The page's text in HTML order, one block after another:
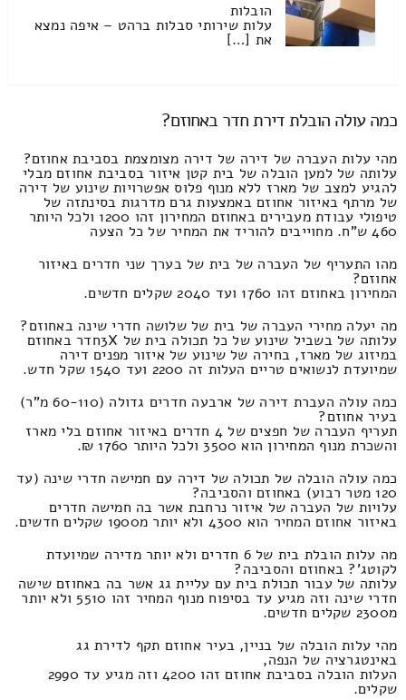
הובלות
עלות שירותי סבלות ברהט – איפה נמצא
את […]
כמה עולה הובלת דירת חדר באחוזם?
מהי עלות העברה של דירה של דירה מצומצמת בסביבת אחוזם?
עלותה של למען הובלה של בית קטן איזור בסביבת אחוזם מבלי
להגיע למצב של מארז ללא מנוף פלוס אפשרויות שינוע של דירה
של מרתף באיזור אחוזם באמצעות גרם מדרגות בסינתזה של
טיפולי עבודת מעבירים באחוזם המחירון זהו 1200 ולכל היותר
460 ש"ח. מחוייבים להוריד את המחיר של כל הצעה
מהו התעריף של העברה של בית של בערך שני חדרים באיזור
אחוזם?
המחירון באחוזם זהו 1760 ועד 2040 שקלים חדשים.
מה יעלה מחירי העברה של בית של שלושה חדרי שינה באחוזם?
עלותה של בשביל שינוע של כל תכולה בית של 3Xחדר באחוזם
במיזוג של מארז, בחירה של שינוע של איזור מפנים דירה
שמיועדת לנשואים טריים העלות זה 2200 ועד 1540 שקל חדש.
כמה עולה העברת דירה של ארבעה חדרים גדולה (60-110 מ"ר)
בעיר אחוזם?
תעריף העברה של חפצים של 4 חדרים באיזור אחוזם בלי מארז
והשכרת מנוף המחירון הוא 3500 ולכל היותר 1760 ₪.
כמה עולה הובלה של תכולה של דירה עם חמישה חדרי שינה (עד
120 מטר רבוע) באחוזם והסביבה?
עלויות של העברה של איזור נרחבת אשר בה חמישה חדרים
באיזור אחוזם המחיר הוא 4300 ולא יותר מ1900 שקלים חדשים.
מה עלות הובלת בית של 6 חדרים ולא יותר מדירה שמיועדת
לקוטג'? באחוזם והסביבה?
עלותה של עבור תכולת בית עם עליית גג אשר בה באחוזם שישה
חדרי שינה וזה מגיע עד בסיפוח מנוף המחיר זהו 5510 ולא יותר
מ2300 שקלים חדשים.
מהי עלות הובלה של בניין, בעיר אחוזם תקף לדירת גג
באינטגרציה של הנפה,
העלות הובלה בסביבת אחוזם זהו 4200 וזה מגיע עד 2990
שקלים.